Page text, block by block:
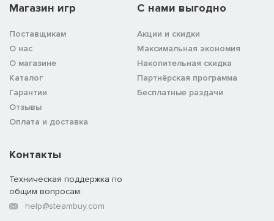
Магазин игр
Поставщикам
О нас
О магазине
Каталог
Гарантии
Отзывы
Оплата и доставка
C нами выгодно
Акции и скидки
Максимальная экономия
Накопительная скидка
Партнёрская программа
Бесплатные раздачи
Контакты
Техническая поддержка по
общим вопросам:
help@steambuy.com